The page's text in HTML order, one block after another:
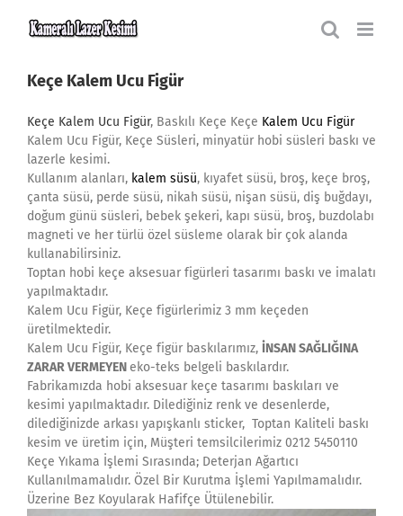
Keçe Kalem Ucu Figür
Keçe Kalem Ucu Figür, Baskılı Keçe Keçe Kalem Ucu Figür
Kalem Ucu Figür, Keçe Süsleri, minyatür hobi süsleri baskı ve
lazerle kesimi.
Kullanım alanları, kalem süsü, kıyafet süsü, broş, keçe broş,
çanta süsü, perde süsü, nikah süsü, nişan süsü, diş buğdayı,
doğum günü süsleri, bebek şekeri, kapı süsü, broş, buzdolabı
magneti ve her türlü özel süsleme olarak bir çok alanda
kullanabilirsiniz.
Toptan hobi keçe aksesuar figürleri tasarımı baskı ve imalatı
yapılmaktadır.
Kalem Ucu Figür, Keçe figürlerimiz 3 mm keçeden
üretilmektedir.
Kalem Ucu Figür, Keçe figür baskılarımız, İNSAN SAĞLIĞINA
ZARAR VERMEYEN eko-teks belgeli baskılardır.
Fabrikamızda hobi aksesuar keçe tasarımı baskıları ve
kesimi yapılmaktadır. Dilediğiniz renk ve desenlerde,
dilediğinizde arkası yapışkanlı sticker, Toptan Kaliteli baskı
kesim ve üretim için, Müşteri temsilcilerimiz 0212 5450110
Keçe Yıkama İşlemi Sırasında; Deterjan Ağartıcı
Kullanılmamalıdır. Özel Bir Kurutma İşlemi Yapılmamalıdır.
Üzerine Bez Koyularak Hafifçe Ütülenebilir.